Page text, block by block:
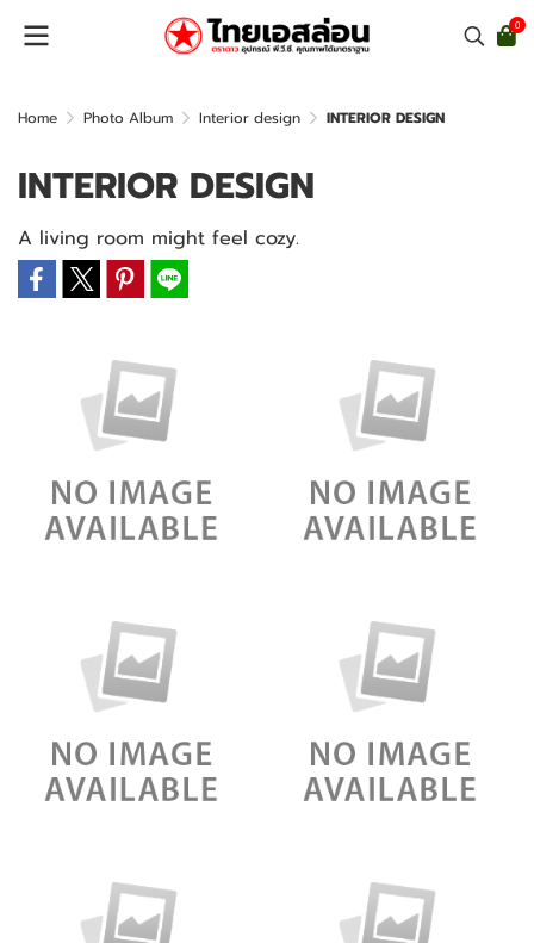
0
Home Photo Album Interior design INTERIOR DESIGN
INTERIOR DESIGN
A living room might feel cozy.